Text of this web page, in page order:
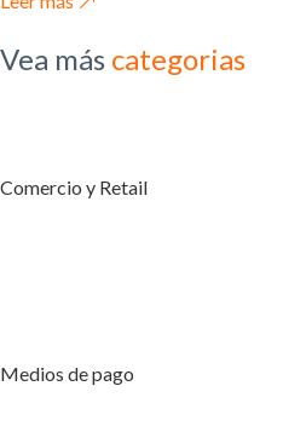
Vea más categorias
Comercio y Retail
Medios de pago